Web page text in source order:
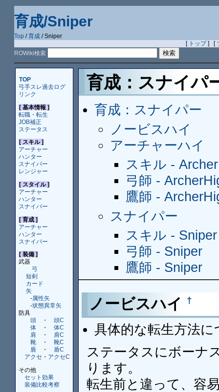
育成/Sniper
Top /育成 / Sniper
[ トップ] [
ROWiki検索
TOP
弓手スレ過去ログ
リンク
[ 基本情報 ]
転職・転生
JOB補正
ステータス
[ スキル ]
アーチャー
ハンター
スナイパー
レンジャー
[ スタイル ]
アーチャー
ハンター
スナイパー
[ 育成 ]
アーチャー
ハンター
スナイパー
[ 装備 ]
武器
弓
短剣
カード
矢
-属性矢
-状態異常矢
防具
頭
・
頭C
体
・
体C
肩
・
肩C
靴
・
靴C
盾
・
盾C
アクセ ・ アクセC
その他
セット効果
装備比較考察
育成：スナイパ
育成：スナイパー
ノービスハイ
アーチャーハイ
スキル -
弓師 -
鷹師 -
スナイパー
スキル - Sniper
弓師 - Sniper
鷹師 - Sniper
ノービスハイ †
具体的な転生方法に
ステータスにボーナ
ります。
転生前と違って、容